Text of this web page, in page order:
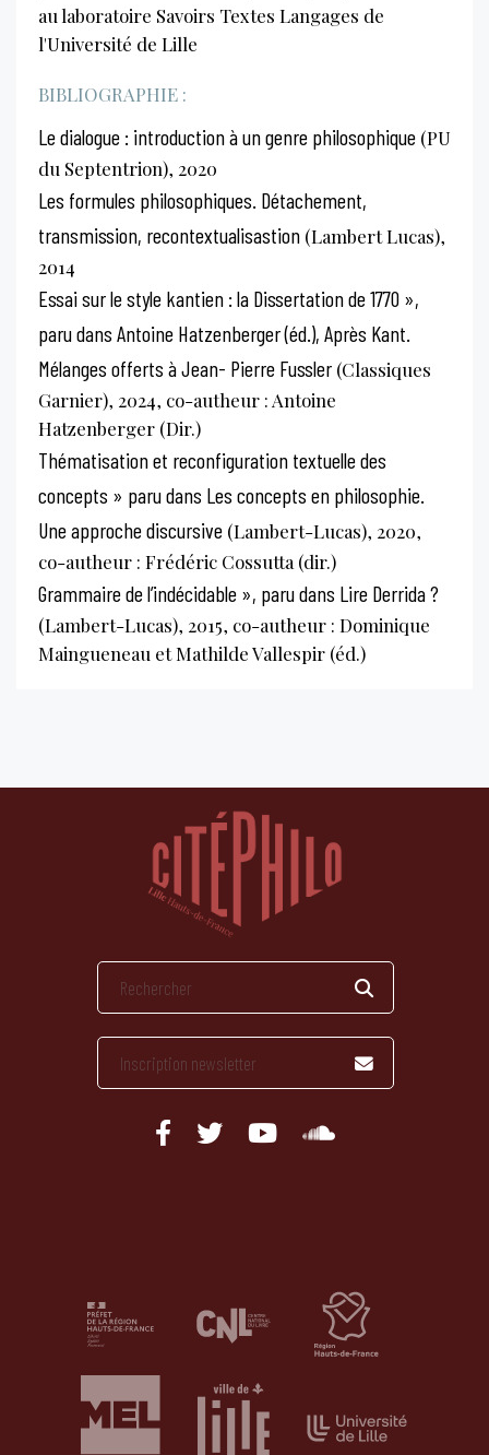
au laboratoire Savoirs Textes Langages de
l'Université de Lille
BIBLIOGRAPHIE :
Le dialogue : introduction à un genre philosophique (PU
du Septentrion), 2020
Les formules philosophiques. Détachement,
transmission, recontextualisastion (Lambert Lucas),
2014
Essai sur le style kantien : la Dissertation de 1770 »,
paru dans Antoine Hatzenberger (éd.), Après Kant.
Mélanges offerts à Jean- Pierre Fussler (Classiques
Garnier), 2024, co-autheur : Antoine
Hatzenberger (Dir.)
Thématisation et reconfiguration textuelle des
concepts » paru dans Les concepts en philosophie.
Une approche discursive (Lambert-Lucas), 2020,
co-autheur : Frédéric Cossutta (dir.)
Grammaire de l’indécidable », paru dans Lire Derrida ?
(Lambert-Lucas), 2015, co-autheur : Dominique
Maingueneau et Mathilde Vallespir (éd.)